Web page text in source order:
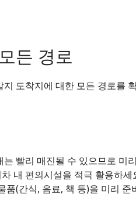
든 경로
도착지에 대한 모든 경로를
는 빨리 매진될 수 있으므로 미
내 편의시설을 적극 활용하세
품(간식, 음료, 책 등)을 미리 준